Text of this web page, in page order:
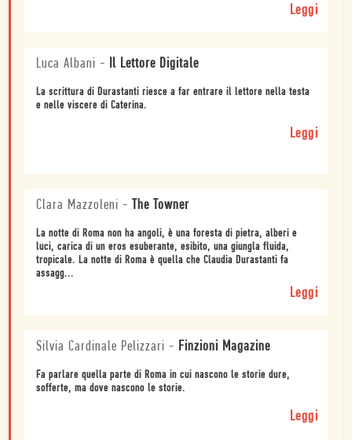
Leggi
Luca Albani - Il Lettore Digitale
La scrittura di Durastanti riesce a far entrare il lettore nella testa
e nelle viscere di Caterina.
Leggi
Clara Mazzoleni - The Towner
La notte di Roma non ha angoli, è una foresta di pietra, alberi e
luci, carica di un eros esuberante, esibito, una giungla fluida,
tropicale. La notte di Roma è quella che Claudia Durastanti fa
assagg...
Leggi
Silvia Cardinale Pelizzari - Finzioni Magazine
Fa parlare quella parte di Roma in cui nascono le storie dure,
sofferte, ma dove nascono le storie.
Leggi